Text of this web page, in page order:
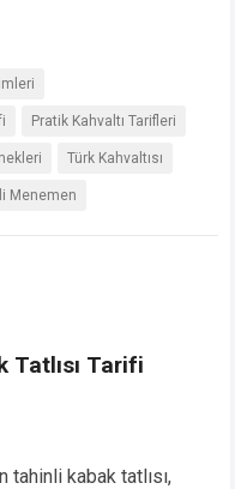
Pratik Kahvaltı Tarifleri
Türk Kahvaltısı
Menemen
Tatlısı Tarifi
tahinli kabak tatlısı,